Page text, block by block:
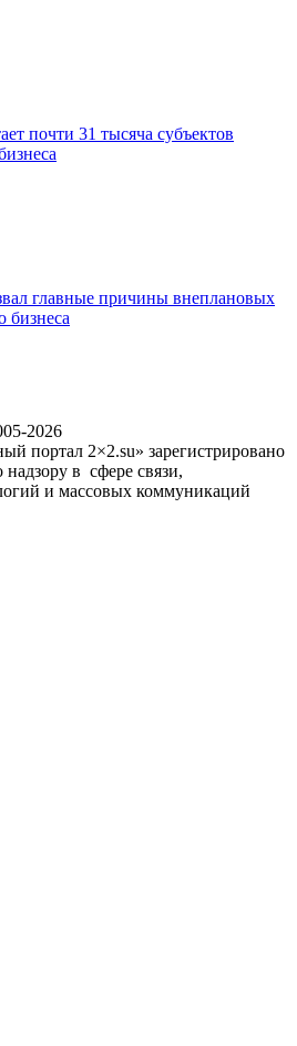
почти 31 тысяча субъектов
главные причины внеплановых
бизнеса
2026
портал 2×2.su» зарегистрировано
в сфере связи,
и массовых коммуникаций